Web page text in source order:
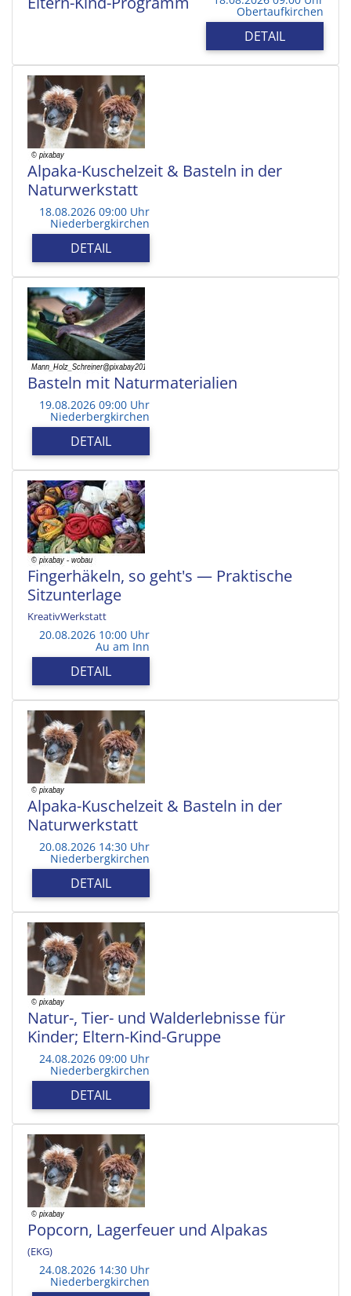
Obertaufkirchen
DETAIL
Alpaka-Kuschelzeit & Basteln in der
Naturwerkstatt
18.08.2026 09:00 Uhr
Niederbergkirchen
DETAIL
Basteln mit Naturmaterialien
19.08.2026 09:00 Uhr
Niederbergkirchen
DETAIL
Fingerhäkeln, so geht's — Praktische
Sitzunterlage
KreativWerkstatt
20.08.2026 10:00 Uhr
Au am Inn
DETAIL
Alpaka-Kuschelzeit & Basteln in der
Naturwerkstatt
20.08.2026 14:30 Uhr
Niederbergkirchen
DETAIL
Natur-, Tier- und Walderlebnisse für
Kinder; Eltern-Kind-Gruppe
24.08.2026 09:00 Uhr
Niederbergkirchen
DETAIL
Popcorn, Lagerfeuer und Alpakas
(EKG)
24.08.2026 14:30 Uhr
Niederbergkirchen